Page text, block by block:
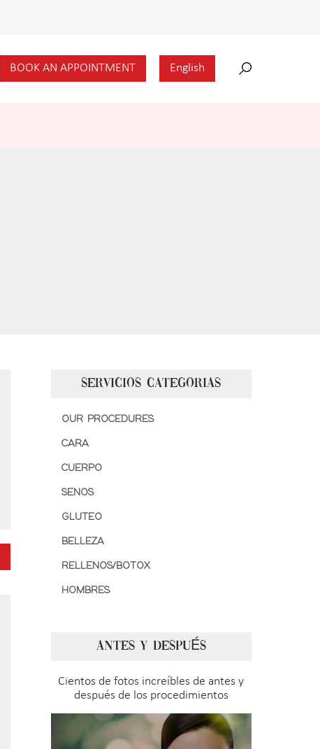
BOOK AN APPOINTMENT English
SERVICIOS CATEGORIAS
OUR PROCEDURES
CARA
CUERPO
SENOS
GLUTEO
BELLEZA
RELLENOS/BOTOX
HOMBRES
ANTES Y DESPUÉS
Cientos de fotos increíbles de antes y
después de los procedimientos